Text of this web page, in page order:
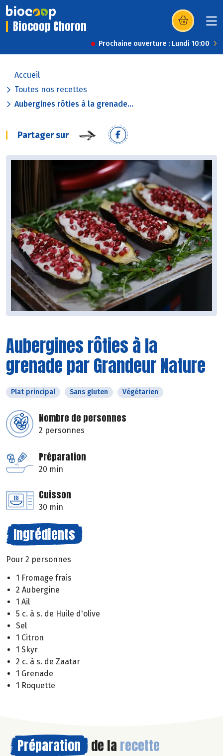
Biocoop Choron (s’ouvre dans
Prochaine ouverture : Lundi 10:00
Accueil
Toutes nos recettes
Aubergines rôties à la grenade...
Partager sur
Aubergines rôties à la
grenade par Grandeur Nature
Plat principal Sans gluten Végétarien
Nombre de personnes
2 personnes
Préparation
20 min
Cuisson
30 min
Ingrédients
Pour 2 personnes
1 Fromage frais
2 Aubergine
1 Ail
5 c. à s. de Huile d'olive
Sel
1 Citron
1 Skyr
2 c. à s. de Zaatar
1 Grenade
1 Roquette
Préparation de la recette